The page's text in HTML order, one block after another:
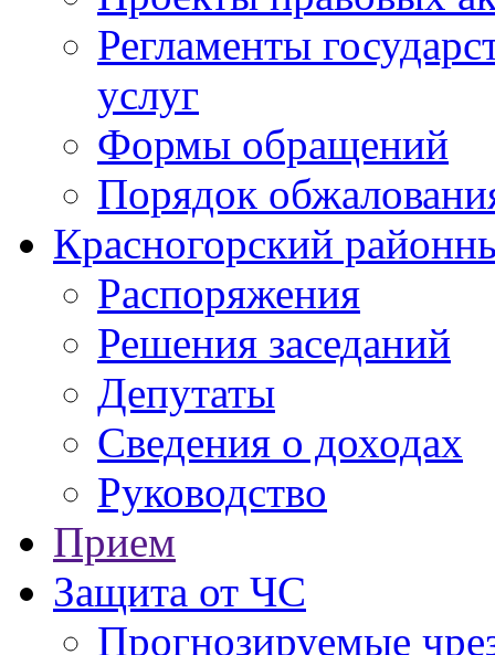
Регламенты
услуг
Формы обращений
Порядок
Красногорский
Распоряжения
Решения заседаний
Депутаты
Сведения о доходах
Руководство
Прием
Защита от ЧС
Прогнозируемые